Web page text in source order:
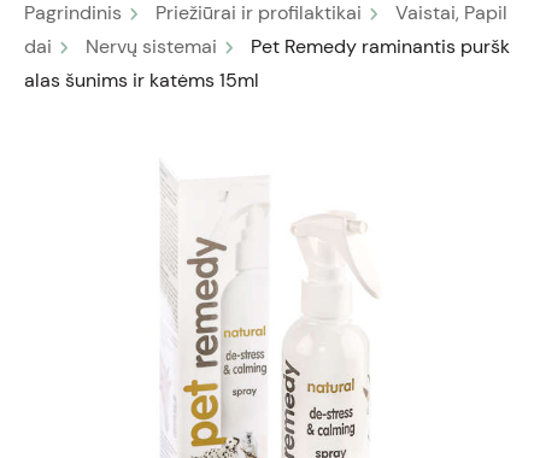
Pagrindinis Priežiūrai ir profilaktikai
Vaistai, Papil
dai
Nervų sistemai
Pet Remedy raminantis puršk
alas šunims ir katėms 15ml